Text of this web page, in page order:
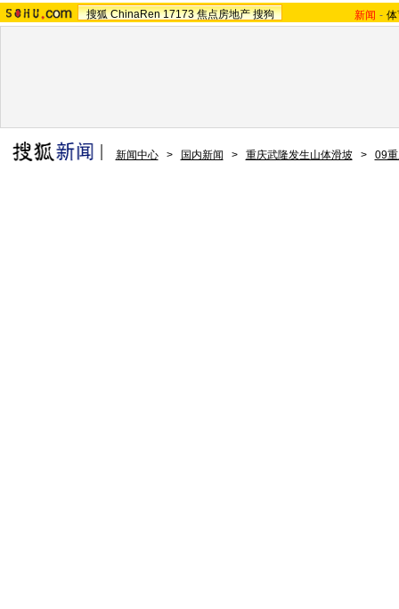
搜狐 ChinaRen 17173 焦点房地产 搜狗 新闻 -
新闻中心 > 国内新闻 > 重庆武隆发生山体滑坡 > 09